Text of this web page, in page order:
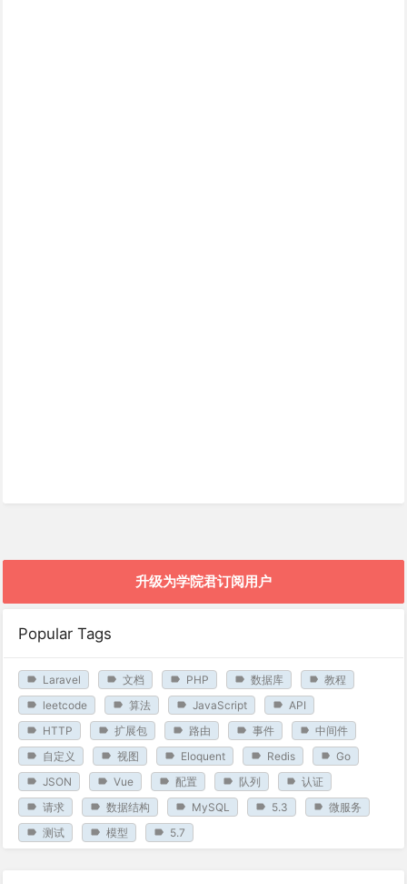
升级为学院君订阅用户
Popular Tags
Laravel 文档 PHP 数据库
教程
leetcode
算法 JavaScript
API
HTTP
扩展包 路由 事件
中间件
自定义
视图 Eloquent Redis
Go
JSON
Vue 配置 队列
认证
请求
数据结构 MySQL 5.3
微服务
测试
模型 5.7